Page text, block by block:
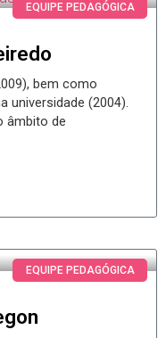
EQUIPE PEDAGÓGICA
bem como
universidade (2004).
âmbito de
EQUIPE PEDAGÓGICA